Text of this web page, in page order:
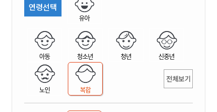
연령선택
유아
아동 청소년 청년 신중년
노인 복합
전체보기